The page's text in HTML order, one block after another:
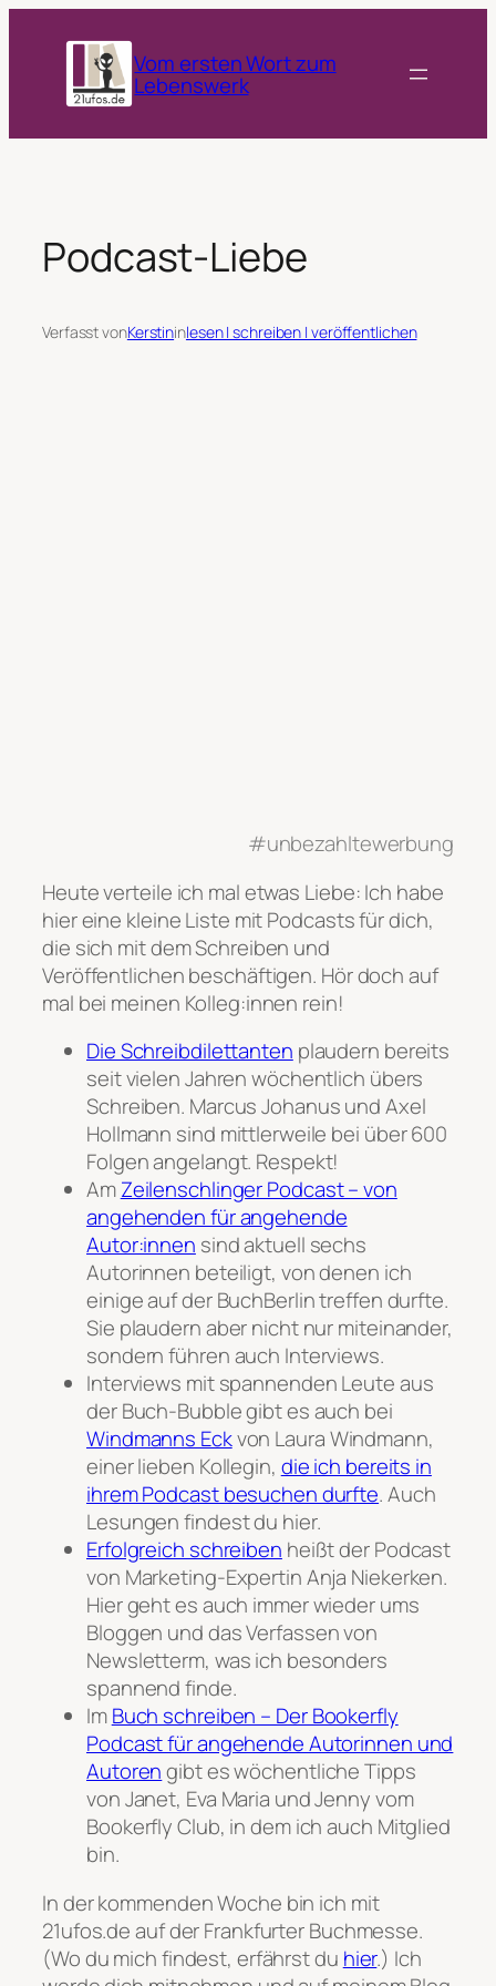
Vom ersten Wort zum
Lebenswerk
Podcast-Liebe
Verfasst vonKerstininlesen | schreiben | veröffentlichen
#unbezahltewerbung
Heute verteile ich mal etwas Liebe: Ich habe
hier eine kleine Liste mit Podcasts für dich,
die sich mit dem Schreiben und
Veröffentlichen beschäftigen. Hör doch auf
mal bei meinen Kolleg:innen rein!
Die Schreibdilettanten plaudern bereits
seit vielen Jahren wöchentlich übers
Schreiben. Marcus Johanus und Axel
Hollmann sind mittlerweile bei über 600
Folgen angelangt. Respekt!
AmZeilenschlinger Podcast – von
angehenden für angehende
Autor:innen sind aktuell sechs
Autorinnen beteiligt, von denen ich
einige auf der BuchBerlin treffen durfte.
Sie plaudern aber nicht nur miteinander,
sondern führen auch Interviews.
Interviews mit spannenden Leute aus
der Buch-Bubble gibt es auch bei
Windmanns Eckvon Laura Windmann,
einer lieben Kollegin, die ich bereits in
ihrem Podcast besuchen durfte. Auch
Lesungen findest du hier.
Erfolgreich schreiben heißt der Podcast
von Marketing-Expertin Anja Niekerken.
Hier geht es auch immer wieder ums
Bloggen und das Verfassen von
Newsletterm, was ich besonders
spannend finde.
ImBuch schreiben – Der Bookerfly
Podcast für angehende Autorinnen und
Autorengibt es wöchentliche Tipps
von Janet, Eva Maria und Jenny vom
Bookerfly Club, in dem ich auch Mitglied
bin.
In der kommenden Woche bin ich mit
21ufos.de auf der Frankfurter Buchmesse.
(Wo du mich findest, erfährst du hier.) Ich